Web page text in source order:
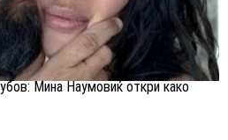
Мина Наумовиќ откри како